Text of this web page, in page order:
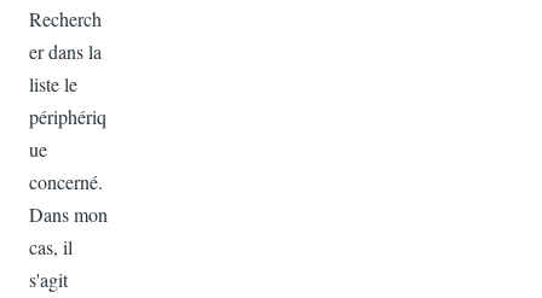
Recherch
er dans la
liste le
périphériq
ue
concerné.
Dans mon
cas, il
s'agit